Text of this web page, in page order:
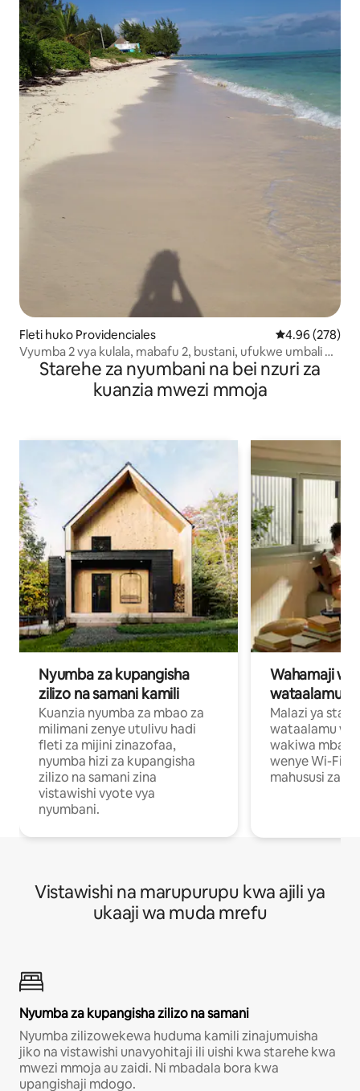
Fleti huko Providenciales Ukadiriaji wa
4.96 (278)
Vyumba 2 vya kulala, mabafu 2, bustani, ufukwe umbali wa
dakika 2 kwa miguu
Starehe za nyumbani na bei nzuri za
kuanzia mwezi mmoja
Nyumba za kupangisha
zilizo na samani kamili
Kuanzia nyumba za mbao za
milimani zenye utulivu hadi
fleti za mijini zinazofaa,
nyumba hizi za kupangisha
zilizo na samani zina
vistawishi vyote vya
nyumbani.
Wahamaji
wataalamu
Malazi ya
wataalamu
wakiwa mbali
wenye Wi-Fi
mahususi za
Vistawishi na marupurupu kwa ajili ya
ukaaji wa muda mrefu
Nyumba za kupangisha zilizo na samani
Nyumba zilizowekewa huduma kamili zinajumuisha
jiko na vistawishi unavyohitaji ili uishi kwa starehe kwa
mwezi mmoja au zaidi. Ni mbadala bora kwa
upangishaji mdogo.